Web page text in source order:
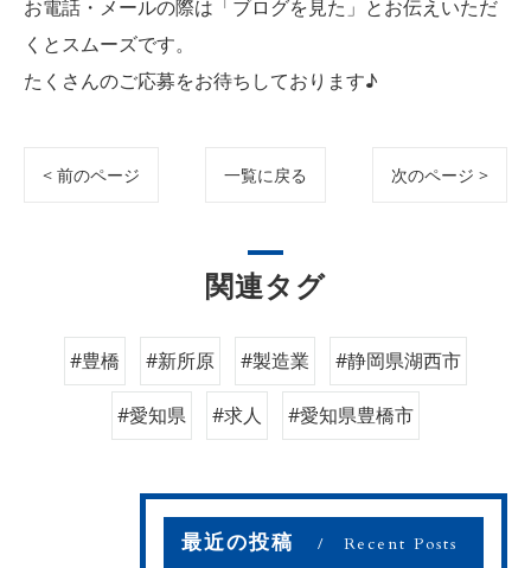
お電話・メールの際は「ブログを見た」とお伝えいただ
くとスムーズです。
たくさんのご応募をお待ちしております♪
< 前のページ 一覧に戻る 次のページ >
関連タグ
#豊橋 #新所原 #製造業 #静岡県湖西市
#愛知県 #求人 #愛知県豊橋市
最近の投稿 Recent Posts